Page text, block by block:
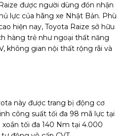
được người dùng đón nhận
lực của hãng xe Nhật Bản. Phù
hiện nay, Toyota Raize sở hữu
hàng trẻ như ngoại thất năng
không gian nội thất rộng rãi và
này được trang bị động cơ
công suất tối đa 98 mã lực tại
tối đa 140 Nm tại 4.000